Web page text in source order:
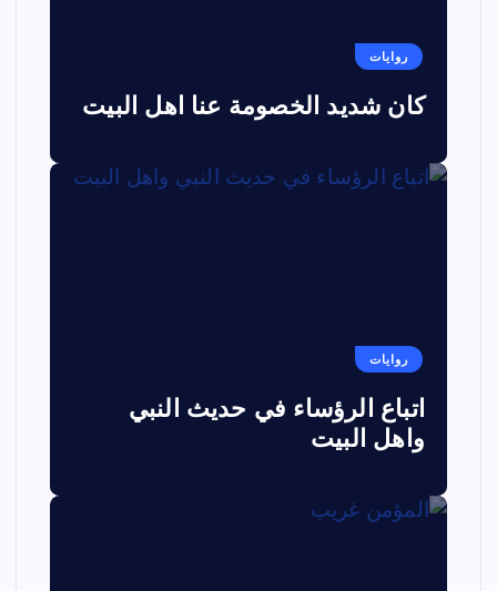
روايات
كان شديد الخصومة عنا اهل البيت
روايات
اتباع الرؤساء في حديث النبي
واهل البيت